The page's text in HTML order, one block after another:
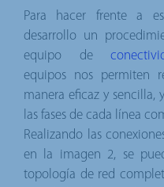
Para hacer frente a
desarrollo un
equipo de
equipos nos permiten
manera eficaz y sencilla,
las fases de cada línea
Realizando las
en la imagen 2, se
topología de red